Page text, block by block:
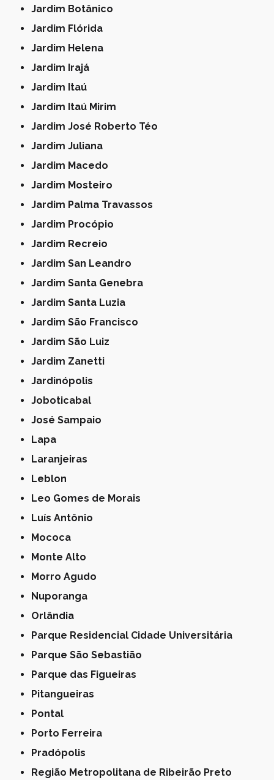
Jardim Botânico
Jardim Flórida
Jardim Helena
Jardim Irajá
Jardim Itaú
Jardim Itaú Mirim
Jardim José Roberto Téo
Jardim Juliana
Jardim Macedo
Jardim Mosteiro
Jardim Palma Travassos
Jardim Procópio
Jardim Recreio
Jardim San Leandro
Jardim Santa Genebra
Jardim Santa Luzia
Jardim São Francisco
Jardim São Luiz
Jardim Zanetti
Jardinópolis
Joboticabal
José Sampaio
Lapa
Laranjeiras
Leblon
Leo Gomes de Morais
Luís Antônio
Mococa
Monte Alto
Morro Agudo
Nuporanga
Orlândia
Parque Residencial Cidade Universitária
Parque São Sebastião
Parque das Figueiras
Pitangueiras
Pontal
Porto Ferreira
Pradópolis
Região Metropolitana de Ribeirão Preto